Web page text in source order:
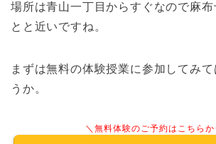
場所は青山一丁目からすぐなので麻布
とと近いですね。
まずは無料の体験授業に参加してみて
うか。
＼無料体験のご予約はこちらか